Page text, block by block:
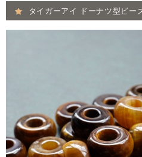
タイガーアイ ドーナツ型ビー